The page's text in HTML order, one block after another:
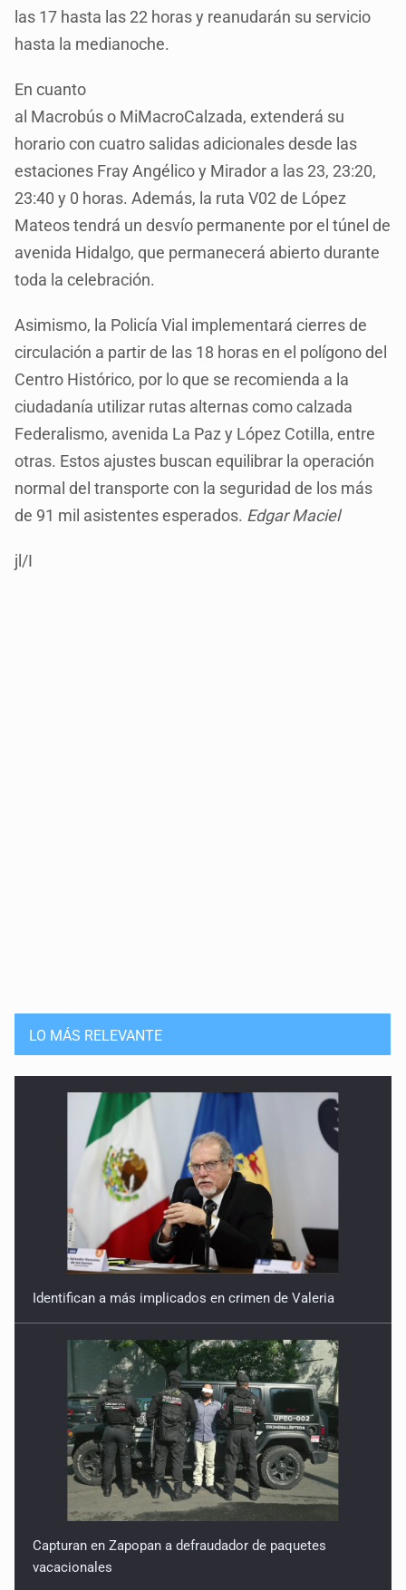
las 17 hasta las 22 horas y reanudarán su servicio
hasta la medianoche.
En cuanto
al Macrobús o MiMacroCalzada, extenderá su
horario con cuatro salidas adicionales desde las
estaciones Fray Angélico y Mirador a las 23, 23:20,
23:40 y 0 horas. Además, la ruta V02 de López
Mateos tendrá un desvío permanente por el túnel de
avenida Hidalgo, que permanecerá abierto durante
toda la celebración.
Asimismo, la Policía Vial implementará cierres de
circulación a partir de las 18 horas en el polígono del
Centro Histórico, por lo que se recomienda a la
ciudadanía utilizar rutas alternas como calzada
Federalismo, avenida La Paz y López Cotilla, entre
otras. Estos ajustes buscan equilibrar la operación
normal del transporte con la seguridad de los más
de 91 mil asistentes esperados. Edgar Maciel
jl/I
LO MÁS RELEVANTE
Identifican a más implicados en crimen de Valeria
Capturan en Zapopan a defraudador de paquetes
vacacionales